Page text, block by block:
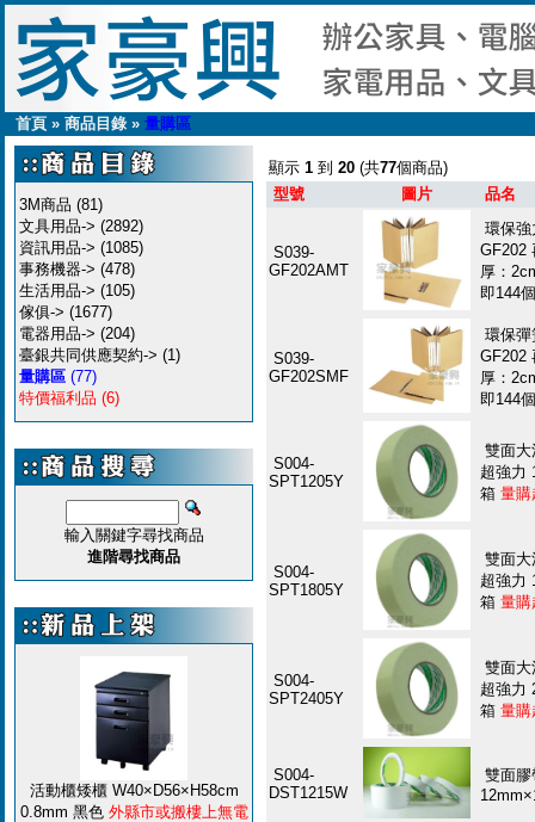
首頁 » 商品目錄» 量購區
3M商品 (81)
文具用品-> (2892)
資訊用品-> (1085)
事務機器-> (478)
生活用品-> (105)
傢俱-> (1677)
電器用品-> (204)
臺銀共同供應契約-> (1)
量購區 (77)
特價福利品 (6)
輸入關鍵字尋找商品
進階尋找商品
活動櫃矮櫃 W40×D56×H58cm
0.8mm 黑色 外縣市或搬樓上無電
顯示 1 到 20 (共77個商品)
型號
圖片 品名
S039-
GF202AMT
環保
GF202
厚：
即144
S039-
GF202SMF
環保
GF202
厚：
即144
S004-
SPT1205Y
雙面
超強力
箱 量購
S004-
SPT1805Y
雙面
超強力
箱 量購
S004-
SPT2405Y
雙面
超強力
箱 量購
S004-
DST1215W
雙面